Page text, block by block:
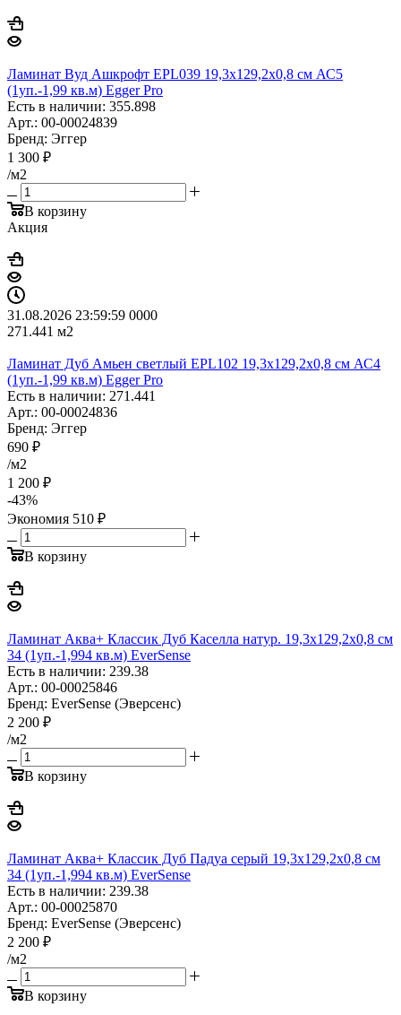
Ламинат Вуд Ашкрофт EPL039 19,3х129,2х0,8 см АС5
(1уп.-1,99 кв.м) Egger Pro
Есть в наличии: 355.898
Арт.: 00-00024839
Бренд: Эггер
1 300 ₽
/м2
В корзину
Акция
31.08.2026 23:59:59 0000
271.441 м2
Ламинат Дуб Амьен светлый EPL102 19,3х129,2х0,8 см АС4
(1уп.-1,99 кв.м) Egger Pro
Есть в наличии: 271.441
Арт.: 00-00024836
Бренд: Эггер
690 ₽
/м2
1 200 ₽
-43%
Экономия 510 ₽
В корзину
Ламинат Аква+ Классик Дуб Каселла натур. 19,3х129,2х0,8 см
34 (1уп.-1,994 кв.м) EverSense
Есть в наличии: 239.38
Арт.: 00-00025846
Бренд: EverSense (Эверсенс)
2 200 ₽
/м2
В корзину
Ламинат Аква+ Классик Дуб Падуа серый 19,3х129,2х0,8 см
34 (1уп.-1,994 кв.м) EverSense
Есть в наличии: 239.38
Арт.: 00-00025870
Бренд: EverSense (Эверсенс)
2 200 ₽
/м2
В корзину